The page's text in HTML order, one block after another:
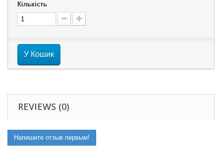
Кількість
У Кошик
REVIEWS (0)
Напишите отзыв первым!